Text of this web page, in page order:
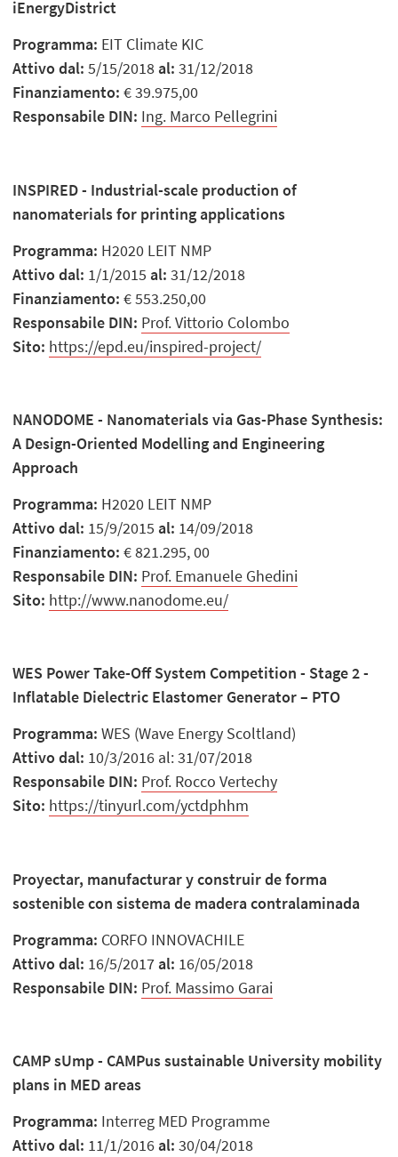
iEnergyDistrict
Programma: EIT Climate KIC
Attivo dal: 5/15/2018al: 31/12/2018
Finanziamento: € 39.975,00
Responsabile DIN: Ing. Marco Pellegrini
INSPIRED - Industrial-scale production of
nanomaterials for printing applications
Programma: H2020 LEIT NMP
Attivo dal: 1/1/2015al: 31/12/2018
Finanziamento: € 553.250,00
Responsabile DIN: Prof. Vittorio Colombo
Sito: https://epd.eu/inspired-project/
NANODOME - Nanomaterials via Gas-Phase Synthesis:
A Design-Oriented Modelling and Engineering
Approach
Programma: H2020 LEIT NMP
Attivo dal: 15/9/2015al: 14/09/2018
Finanziamento: € 821.295, 00
Responsabile DIN: Prof. Emanuele Ghedini
Sito: http://www.nanodome.eu/
WES Power Take-Off System Competition - Stage 2 -
Inflatable Dielectric Elastomer Generator – PTO
Programma: WES (Wave Energy Scoltland)
Attivo dal: 10/3/2016 al: 31/07/2018
Responsabile DIN: Prof. Rocco Vertechy
Sito: https://tinyurl.com/yctdphhm
Proyectar, manufacturar y construir de forma
sostenible con sistema de madera contralaminada
Programma: CORFO INNOVACHILE
Attivo dal: 16/5/2017al: 16/05/2018
Responsabile DIN: Prof. Massimo Garai
CAMP sUmp - CAMPus sustainable University mobility
plans in MED areas
Programma: Interreg MED Programme
Attivo dal: 11/1/2016al: 30/04/2018